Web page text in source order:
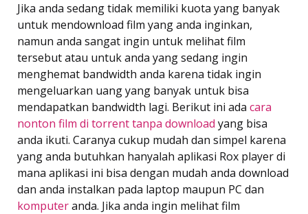
Jika anda sedang tidak memiliki kuota yang banyak
untuk mendownload film yang anda inginkan,
namun anda sangat ingin untuk melihat film
tersebut atau untuk anda yang sedang ingin
menghemat bandwidth anda karena tidak ingin
mengeluarkan uang yang banyak untuk bisa
mendapatkan bandwidth lagi. Berikut ini ada cara
nonton film di torrent tanpa download yang bisa
anda ikuti. Caranya cukup mudah dan simpel karena
yang anda butuhkan hanyalah aplikasi Rox player di
mana aplikasi ini bisa dengan mudah anda download
dan anda instalkan pada laptop maupun PC dan
komputeranda. Jika anda ingin melihat film